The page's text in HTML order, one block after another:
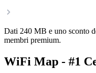
Dati 240 MB e uno sconto
membri premium.
WiFi Map - #1